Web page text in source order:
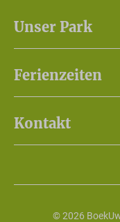
Unser Park
Ferienzeiten
Kontakt
© 2026